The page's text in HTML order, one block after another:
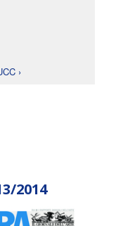
›
2014